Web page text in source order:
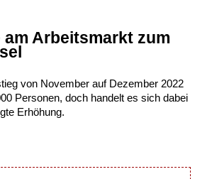
am Arbeitsmarkt zum
von November auf Dezember 2022
Personen, doch handelt es sich dabei
Erhöhung.